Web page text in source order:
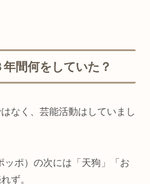
間何をしていた？
なく、芸能活動はしていまし
ッポ）の次には「天狗」「お
ず。